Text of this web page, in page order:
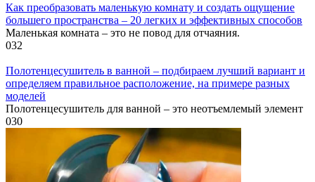
Как преобразовать маленькую комнату и создать ощущение
большего пространства – 20 легких и эффективных способов
Маленькая комната – это не повод для отчаяния.
032
Полотенцесушитель в ванной – подбираем лучший вариант и
определяем правильное расположение, на примере разных
моделей
Полотенцесушитель для ванной – это неотъемлемый элемент
030